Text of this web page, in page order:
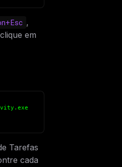
,
em
Tarefas
cada